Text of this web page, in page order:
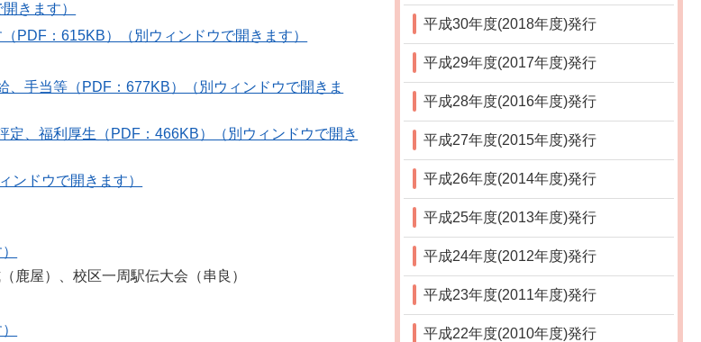
きます）
PDF：615KB）（別ウィンドウで開きます）
手当等（PDF：677KB）（別ウィンドウで開きま
、福利厚生（PDF：466KB）（別ウィンドウで開き
ンドウで開きます）
鹿屋）、校区一周駅伝大会（串良）
平成30年度(2018年度)発行
平成29年度(2017年度)発行
平成28年度(2016年度)発行
平成27年度(2015年度)発行
平成26年度(2014年度)発行
平成25年度(2013年度)発行
平成24年度(2012年度)発行
平成23年度(2011年度)発行
平成22年度(2010年度)発行